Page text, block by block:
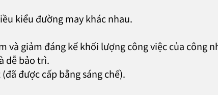
kiểu đường may khác nhau.
và giảm đáng kể khối lượng công việc của công
dễ bảo trì.
được cấp bằng sáng chế).